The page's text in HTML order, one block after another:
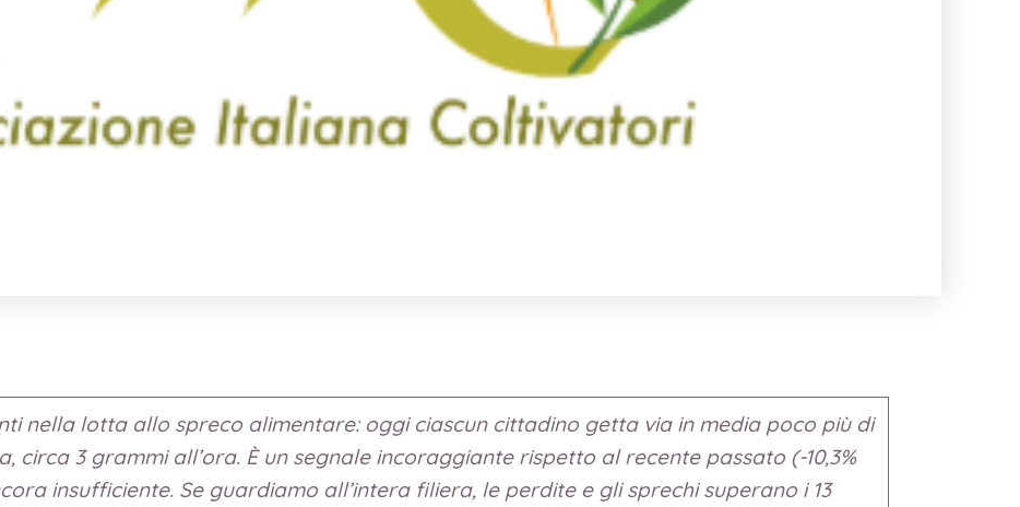
nella lotta allo spreco alimentare: oggi ciascun cittadino getta via in media poco più di
circa 3 grammi all’ora. È un segnale incoraggiante rispetto al recente passato (-10,3%
insufficiente. Se guardiamo all’intera filiera, le perdite e gli sprechi superano i 13